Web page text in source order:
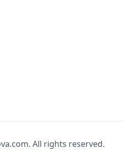
All rights reserved.